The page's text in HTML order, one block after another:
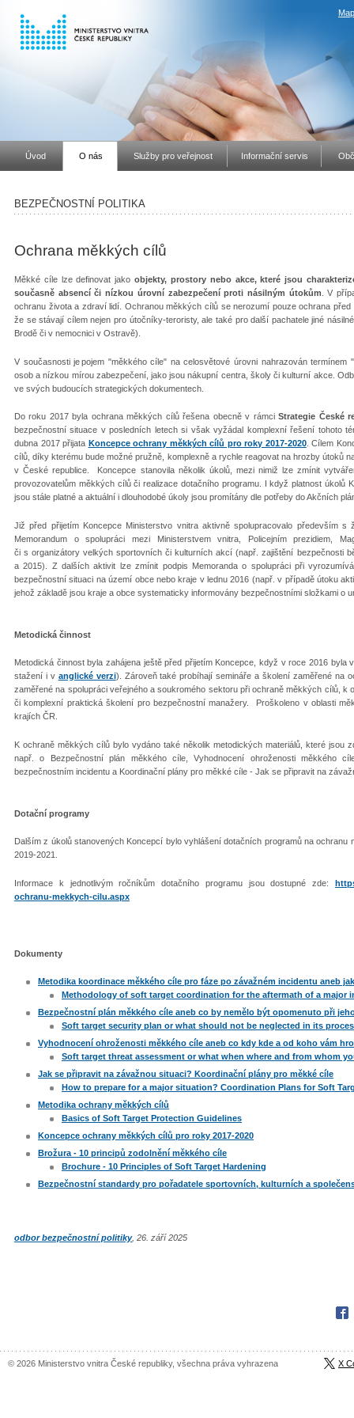
Úvod O nás Služby pro veřejnost Informační servis
BEZPEČNOSTNÍ POLITIKA
Ochrana měkkých cílů
Měkké cíle lze definovat jakoobjekty, prostory nebo akce, které jsou
současně absencí či nízkou úrovní zabezpečení proti násilným útokům . V
ochranu života a zdraví lidí. Ochranou měkkých cílů se nerozumí pouze ochrana
že se stávají cílem nejen pro útočníky-teroristy, ale také pro další pachatele jiné
Brodě či v nemocnici v Ostravě).
V současnosti je pojem "měkkého cíle" na celosvětové úrovni nahrazován
osob a nízkou mírou zabezpečení, jako jsou nákupní centra, školy či kulturní akce.
ve svých budoucích strategických dokumentech.
Do roku 2017 byla ochrana měkkých cílů řešena obecně v rámciStrategie České
bezpečnostní situace v posledních letech si však vyžádal komplexní řešení tohoto
dubna 2017 přijata Koncepce ochrany měkkých cílů pro roky 2017-2020. Cílem
cílů, díky kterému bude možné pružně, komplexně a rychle reagovat na hrozby útoků
v České republice. Koncepce stanovila několik úkolů, mezi nimiž lze zmínit
provozovatelům měkkých cílů či realizace dotačního programu. I když platnost úkolů
jsou stále platné a aktuální i dlouhodobé úkoly jsou promítány dle potřeby do Akčních
Již před přijetím Koncepce Ministerstvo vnitra aktivně spolupracovalo především
Memorandum o spolupráci mezi Ministerstvem vnitra, Policejním prezidiem,
či s organizátory velkých sportovních či kulturních akcí (např. zajištění bezpečnosti
a 2015). Z dalších aktivit lze zmínit podpis Memoranda o spolupráci při
bezpečnostní situaci na území obce nebo kraje v lednu 2016 (např. v případě útoku
jehož základě jsou kraje a obce systematicky informovány bezpečnostními složkami o
Metodická činnost
Metodická činnost byla zahájena ještě před přijetím Koncepce, když v roce 2016 byla
stažení i v anglické verzi). Zároveň také probíhají semináře a školení zaměřené na
zaměřené na spolupráci veřejného a soukromého sektoru při ochraně měkkých cílů,
či komplexní praktická školení pro bezpečnostní manažery. Proškoleno v oblasti
krajích ČR.
K ochraně měkkých cílů bylo vydáno také několik metodických materiálů, které jsou
např. o Bezpečnostní plán měkkého cíle, Vyhodnocení ohroženosti měkkého
bezpečnostním incidentu a Koordinační plány pro měkké cíle - Jak se připravit na
Dotační programy
Dalším z úkolů stanovených Koncepcí bylo vyhlášení dotačních programů na
2019-2021.
Informace k jednotlivým ročníkům dotačního programu jsou dostupné zde:
ochranu-mekkych-cilu.aspx
Dokumenty
Metodika koordinace měkkého cíle pro fáze po závažném incidentu aneb
Methodology of soft target coordination for the aftermath of a
Bezpečnostní plán měkkého cíle aneb co by nemělo být opomenuto při
Soft target security plan or what should not be neglected in its
Vyhodnocení ohroženosti měkkého cíle aneb co kdy kde a od koho vám
Soft target threat assessment or what when where and from whom
Jak se připravit na závažnou situaci? Koordinační plány pro měkké cíle
How to prepare for a major situation? Coordination Plans for Soft
Metodika ochrany měkkých cílů
Basics of Soft Target Protection Guidelines
Koncepce ochrany měkkých cílů pro roky 2017-2020
Brožura - 10 principů zodolnění měkkého cíle
Brochure - 10 Principles of Soft Target Hardening
Bezpečnostní standardy pro pořadatele sportovních, kulturních a
odbor bezpečnostní politiky, 26. září 2025
© 2026 Ministerstvo vnitra České republiky, všechna práva vyhrazena X